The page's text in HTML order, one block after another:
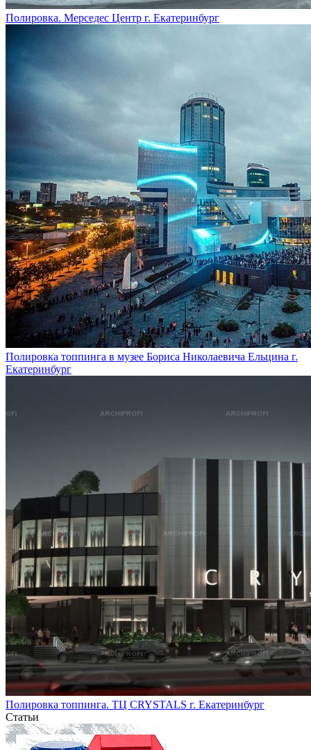
Полировка. Мерседес Центр г. Екатеринбург
Полировка топпинга в музее Бориса Николаевича Ельцина г.
Екатеринбург
Полировка топпинга. ТЦ CRYSTALS г. Екатеринбург
Статьи